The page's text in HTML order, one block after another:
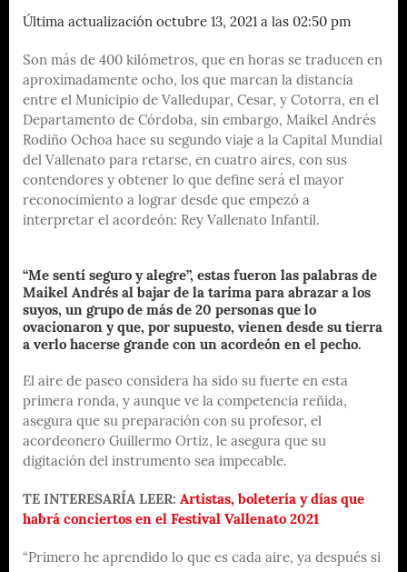
Última actualización octubre 13, 2021 a las 02:50 pm
Son más de 400 kilómetros, que en horas se traducen en
aproximadamente ocho, los que marcan la distancia
entre el Municipio de Valledupar, Cesar, y Cotorra, en el
Departamento de Córdoba, sin embargo, Maikel Andrés
Rodiño Ochoa hace su segundo viaje a la Capital Mundial
del Vallenato para retarse, en cuatro aires, con sus
contendores y obtener lo que define será el mayor
reconocimiento a lograr desde que empezó a
interpretar el acordeón: Rey Vallenato Infantil.
“Me sentí seguro y alegre”, estas fueron las palabras de
Maikel Andrés al bajar de la tarima para abrazar a los
suyos, un grupo de más de 20 personas que lo
ovacionaron y que, por supuesto, vienen desde su tierra
a verlo hacerse grande con un acordeón en el pecho.
El aire de paseo considera ha sido su fuerte en esta
primera ronda, y aunque ve la competencia reñida,
asegura que su preparación con su profesor, el
acordeonero Guillermo Ortiz, le asegura que su
digitación del instrumento sea impecable.
TE INTERESARÍA LEER: Artistas, boletería y días que
habrá conciertos en el Festival Vallenato 2021
“Primero he aprendido lo que es cada aire, ya después si